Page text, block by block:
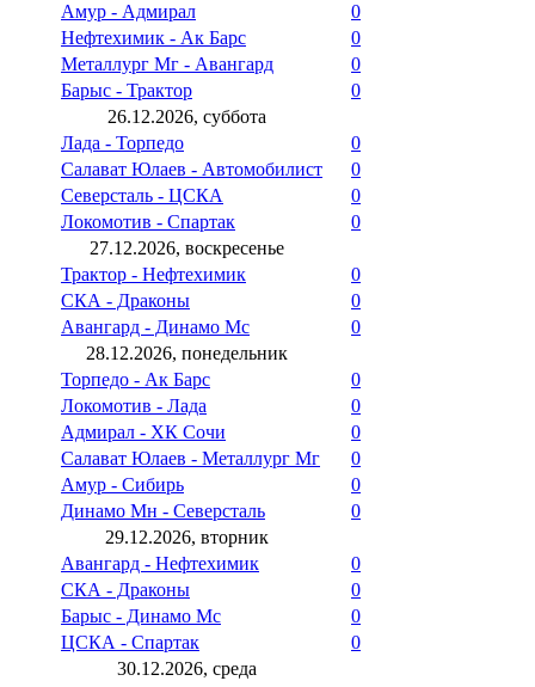
Амур - Адмирал
0
Нефтехимик - Ак Барс
0
Металлург Мг - Авангард
0
Барыс - Трактор
0
26.12.2026, суббота
Лада - Торпедо
0
Салават Юлаев - Автомобилист
0
Северсталь - ЦСКА
0
Локомотив - Спартак
0
27.12.2026, воскресенье
Трактор - Нефтехимик
0
СКА - Драконы
0
Авангард - Динамо Мс
0
28.12.2026, понедельник
Торпедо - Ак Барс
0
Локомотив - Лада
0
Адмирал - ХК Сочи
0
Салават Юлаев - Металлург Мг
0
Амур - Сибирь
0
Динамо Мн - Северсталь
0
29.12.2026, вторник
Авангард - Нефтехимик
0
СКА - Драконы
0
Барыс - Динамо Мс
0
ЦСКА - Спартак
0
30.12.2026, среда